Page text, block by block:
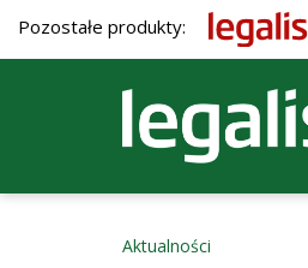
Pozostałe produkty:
Aktualności